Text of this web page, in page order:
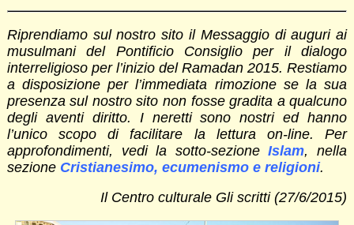
Riprendiamo sul nostro sito il Messaggio di auguri ai
musulmani del Pontificio Consiglio per il dialogo
interreligioso per l’inizio del Ramadan 2015. Restiamo
a disposizione per l’immediata rimozione se la sua
presenza sul nostro sito non fosse gradita a qualcuno
degli aventi diritto. I neretti sono nostri ed hanno
l’unico scopo di facilitare la lettura on-line. Per
approfondimenti, vedi la sotto-sezioneIslam, nella
sezione Cristianesimo, ecumenismo e religioni.
Il Centro culturale Gli scritti (27/6/2015)